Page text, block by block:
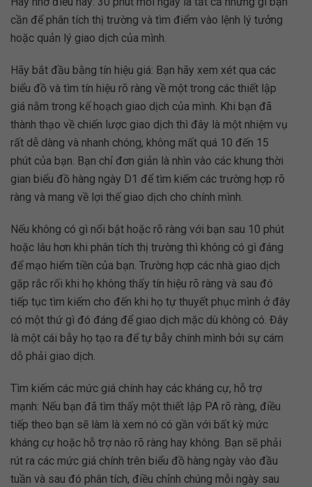
cần để phân tích thị trường và tìm điểm vào lệnh lý tưởng
hoặc quản lý giao dịch của mình.
Hãy bắt đầu bằng tín hiệu giá: Bạn hãy xem xét qua các
biểu đồ và tìm tín hiệu rõ ràng về một trong các thiết lập
giá nằm trong kế hoạch giao dịch của mình. Khi bạn đã
thành thạo về chiến lược giao dịch thì đây là một nhiệm vụ
rất dễ dàng và nhanh chóng, không mất quá 10 đến 15
phút của bạn. Bạn chỉ đơn giản là nhìn vào các khung thời
gian biểu đồ hàng ngày D1 để tìm kiếm các trường hợp rõ
ràng và mang về lợi thế giao dịch cho chính mình.
Nếu không có gì nổi bật hoặc rõ ràng với bạn sau 10 phút
hoặc lâu hơn khi phân tích thị trường thì không có gì đáng
để mạo hiểm tiền của bạn. Trường hợp các nhà giao dịch
gặp rắc rối khi họ không thấy tín hiệu rõ ràng và sau đó
tiếp tục tìm kiếm cho đến khi họ tự thuyết phục mình ở đây
có một thứ gì đó đáng để giao dịch mặc dù không có. Đây
là một cái bẫy họ tạo ra để tự bẫy chính mình bởi sự cám
dỗ phải giao dịch.
Tìm kiếm các mức giá chính hay các kháng cự, hỗ trợ
mạnh: Nếu bạn đã tìm thấy một thiết lập PA rõ ràng, điều
tiếp theo bạn sẽ làm là xem nó có gần với bất kỳ mức
kháng cự hoặc hỗ trợ nào rõ ràng hay không. Bạn sẽ phải
rút ra các mức giá chính trên biểu đồ hàng ngày vào đầu
tuần và sau đó phân tích, điều chỉnh chúng mỗi ngày sau